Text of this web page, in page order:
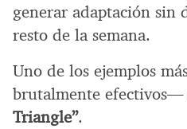
generar adaptación sin
resto de la semana.
Uno de los ejemplos
brutalmente efectivos—
Triangle”.